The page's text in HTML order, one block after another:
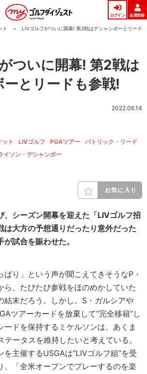
ログイン 会員登録
ト
LIVゴルフがついに開幕! 第2戦はデシャンボーとリード
ついに開幕! 第2戦は
とリードも参戦!
2022.06.14
ト LIVゴルフ PGAツアー
パトリック・リード
イソン・デシャンボー
お気に入り
、シーズン開幕を迎えた「LIVゴルフ招
は大方の予想通りだったり意外だった
試合を賑わせた。
ぱり」という声が聞こえてきそうなP・
ら、たびたび参戦をほのめかしていた
結末だろう。しかし、S・ガルシアや
ツアーカードを放棄して“完全移籍”し
ードを保持するミケルソンは、あくま
テータスを維持したいと考えている。
を主催するUSGAは“LIVゴルフ組”を受
、「全米オープンでプレーするのを楽